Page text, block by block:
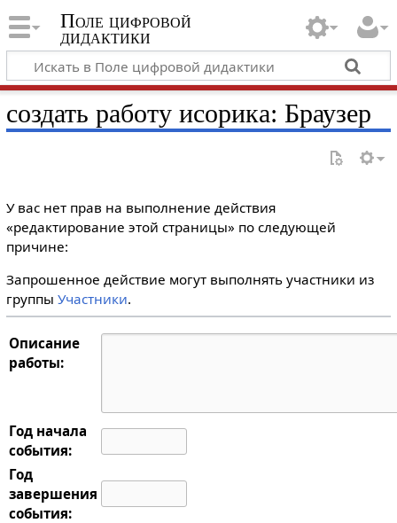
Поле цифровой
дидактики
создать работу исорика: Браузер
У вас нет прав на выполнение действия
«редактирование этой страницы» по следующей
причине:
Запрошенное действие могут выполнять участники из
группы Участники.
Описание
работы:
Год начала
события:
Год
завершения
события: